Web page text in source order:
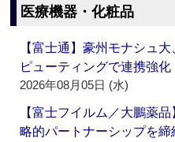
医療機器・化粧品
【富士通】豪州モナシュ
ピューティングで連携強化
2026年08月05日 (水)
【富士フイルム／大鵬薬
略的パートナーシップを締